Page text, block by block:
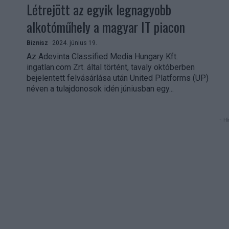
Létrejött az egyik legnagyobb
alkotóműhely a magyar IT piacon
Biznisz 2024. június 19.
Az Adevinta Classified Media Hungary Kft.
ingatlan.com Zrt. által történt, tavaly októberben
bejelentett felvásárlása után United Platforms (UP)
néven a tulajdonosok idén júniusban egy...
-